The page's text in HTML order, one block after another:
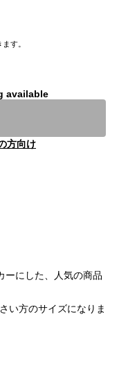
す。
available
方向け
ーにした、人気の商品
い方のサイズになりま